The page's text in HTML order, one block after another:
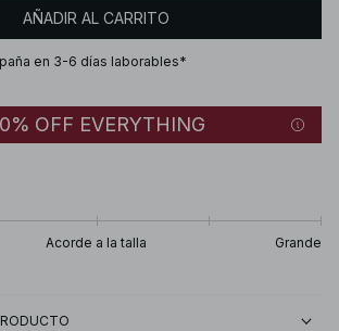
AÑADIR AL CARRITO
en 3-6 días laborables*
OFF EVERYTHING
Acorde a la talla Grande